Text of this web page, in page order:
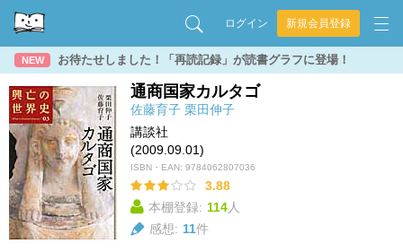
ログイン 新規会員登録
NEW お待たせしました！「再読記録」が読書グラフに登場！
通商国家カルタゴ
佐藤育子 栗田伸子
講談社
(2009.09.01)
ISBN・EAN: 9784062807036
3.88
本棚登録: 114人
感想: 11件